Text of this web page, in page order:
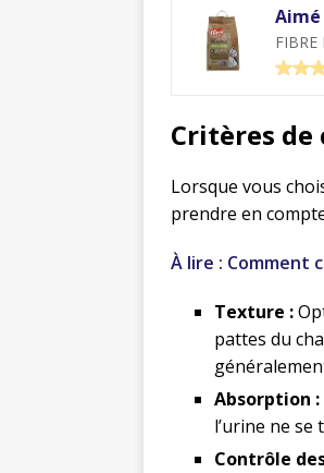
Critères de
Lorsque vous
prendre en
À lire : Comment
Texture :
pattes du
Absorption :
l’urine ne
Contrôle